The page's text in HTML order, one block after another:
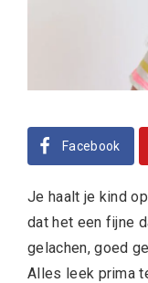
Facebook
Je haalt je kind
dat het een fijne
gelachen, goed
Alles leek prima